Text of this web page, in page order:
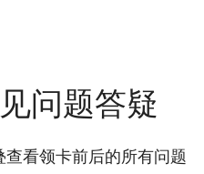
问题答疑
看领卡前后的所有问题